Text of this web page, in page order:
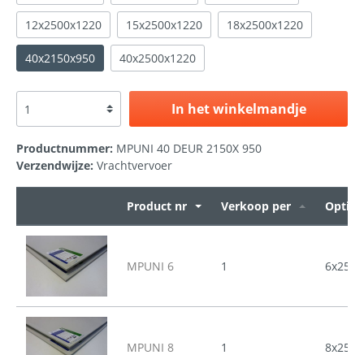
12x2500x1220 15x2500x1220 18x2500x1220
40x2150x950 40x2500x1220
In het winkelmandje
Productnummer: MPUNI 40 DEUR 2150X 950
Verzendwijze: Vrachtvervoer
Product nr Verkoop per Opties
MPUNI 6 1
MPUNI 8 1